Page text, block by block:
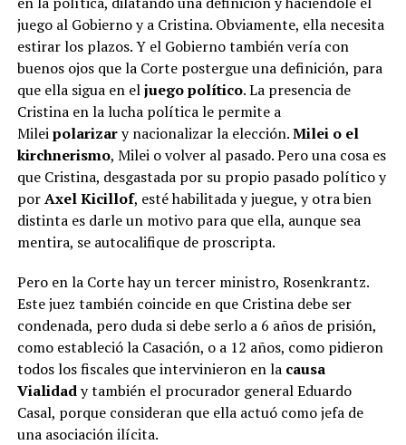
juego al Gobierno y a Cristina. Obviamente, ella necesita
estirar los plazos. Y el Gobierno también vería con
buenos ojos que la Corte postergue una definición, para
que ella sigua en eljuego político. La presencia de
Cristina en la lucha política le permite a
Mileipolarizary nacionalizar la elección.Milei o el
kirchnerismo, Milei o volver al pasado. Pero una cosa es
que Cristina, desgastada por su propio pasado político y
porAxel Kicillof, esté habilitada y juegue, y otra bien
distinta es darle un motivo para que ella, aunque sea
mentira, se autocalifique de proscripta.
Pero en la Corte hay un tercer ministro, Rosenkrantz.
Este juez también coincide en que Cristina debe ser
condenada, pero duda si debe serlo a 6 años de prisión,
como estableció la Casación, o a 12 años, como pidieron
todos los fiscales que intervinieron en la causa
Vialidady también el procurador general Eduardo
Casal, porque consideran que ella actuó como jefa de
una asociación ilícita.